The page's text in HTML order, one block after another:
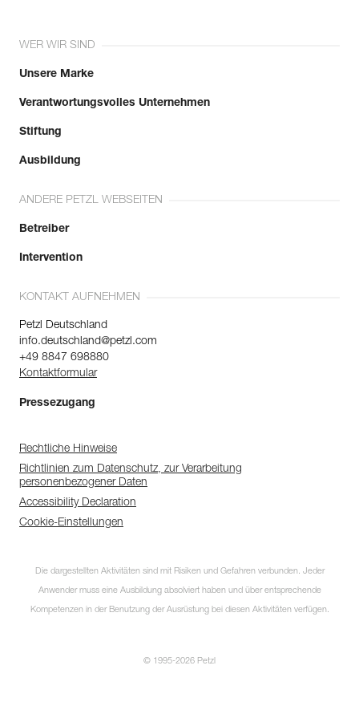
WER WIR SIND
Unsere Marke
Verantwortungsvolles Unternehmen
Stiftung
Ausbildung
ANDERE PETZL WEBSEITEN
Betreiber
Intervention
KONTAKT AUFNEHMEN
Petzl Deutschland
info.deutschland@petzl.com
+49 8847 698880
Kontaktformular
Pressezugang
Rechtliche Hinweise
Richtlinien zum Datenschutz, zur Verarbeitung
personenbezogener Daten
Accessibility Declaration
Cookie-Einstellungen
Die dargestellten Aktivitäten sind mit Risiken und Gefahren verbunden. Jeder
Anwender muss eine Ausbildung absolviert haben und über entsprechende
Kompetenzen in der Benutzung der Ausrüstung bei diesen Aktivitäten verfügen.
© 1995-2026 Petzl